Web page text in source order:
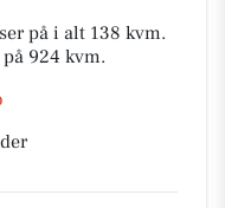
på i alt 138 kvm.
924 kvm.